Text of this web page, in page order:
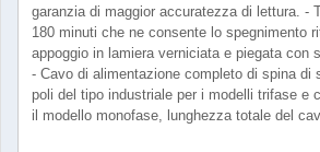
garanzia di maggior accuratezza di lettura. -
180 minuti che ne consente lo spegnimento
appoggio in lamiera verniciata e piegata con
- Cavo di alimentazione completo di spina di
poli del tipo industriale per i modelli trifase e
il modello monofase, lunghezza totale del